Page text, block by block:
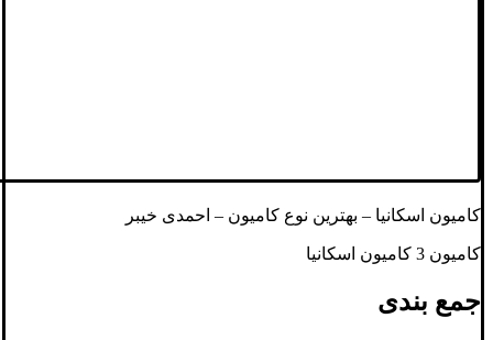
کامیون اسکانیا – بهترین نوع کامیون – احمدی خیبر
کامیون 3 کامیون اسکانیا
جمع بندی